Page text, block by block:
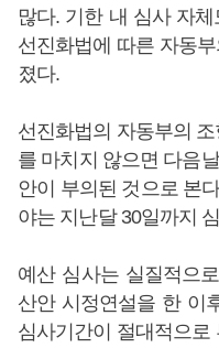
많다. 기한 내 심사 자
선진화법에 따른 자동
졌다.
선진화법의 자동부의
를 마치지 않으면 다음
안이 부의된 것으로 본
야는 지난달 30일까지
예산 심사는 실질적으
산안 시정연설을 한 이
심사기간이 절대적으